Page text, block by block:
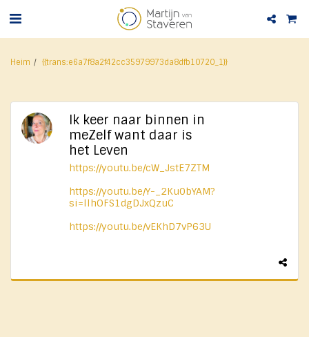
Heim {{trans:e6a7f8a2f42cc35979973da8dfb10720_1}}
Ik keer naar binnen in
meZelf want daar is
het Leven
https://youtu.be/cW_JstE7ZTM
https://youtu.be/Y-_2Ku0bYAM?
si=llhOFS1dgDJxQzuC
https://youtu.be/vEKhD7vP63U